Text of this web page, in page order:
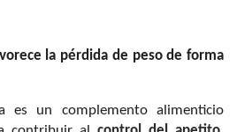
la pérdida de peso de forma
es un complemento alimenticio